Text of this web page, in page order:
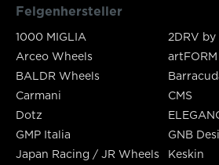
Felgenhersteller
1000 MIGLIA 2DRV
Arceo Wheels
BALDR Wheels
Carmani
CMS
Dotz
GMP Italia
GNB
Japan Racing / JR Wheels
Keskin